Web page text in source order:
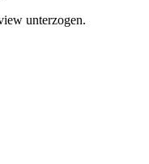
unterzogen.